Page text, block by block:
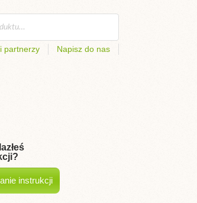
partnerzy Napisz do nas
instrukcji